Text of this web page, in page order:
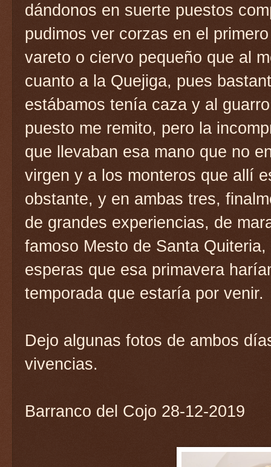
dándonos en suerte puestos
pudimos ver corzas en el
vareto o ciervo pequeño que al
cuanto a la Quejiga, pues
estábamos tenía caza y al
puesto me remito, pero la
que llevaban esa mano que no
virgen y a los monteros que allí
obstante, y en ambas tres,
de grandes experiencias, de
famoso Mesto de Santa
esperas que esa primavera
temporada que estaría por venir.
Dejo algunas fotos de ambos
vivencias.
Barranco del Cojo 28-12-2019